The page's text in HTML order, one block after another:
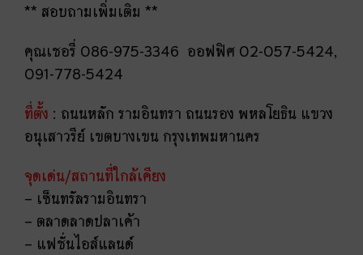
** สอบถามเพิ่มเติม **
คุณเชอรี่ 086-975-3346 ออฟฟิศ 02-057-5424,
091-778-5424
ที่ตั้ง : ถนนหลัก รามอินทรา ถนนรอง พหลโยธิน แขวง
อนุเสาวรีย์ เขตบางเขน กรุงเทพมหานคร
จุดเด่น/สถานที่ใกล้เคียง
– เซ็นทรัลรามอินทรา
– ตลาดลาดปลาเค้า
– แฟชั่นไอส์แลนด์